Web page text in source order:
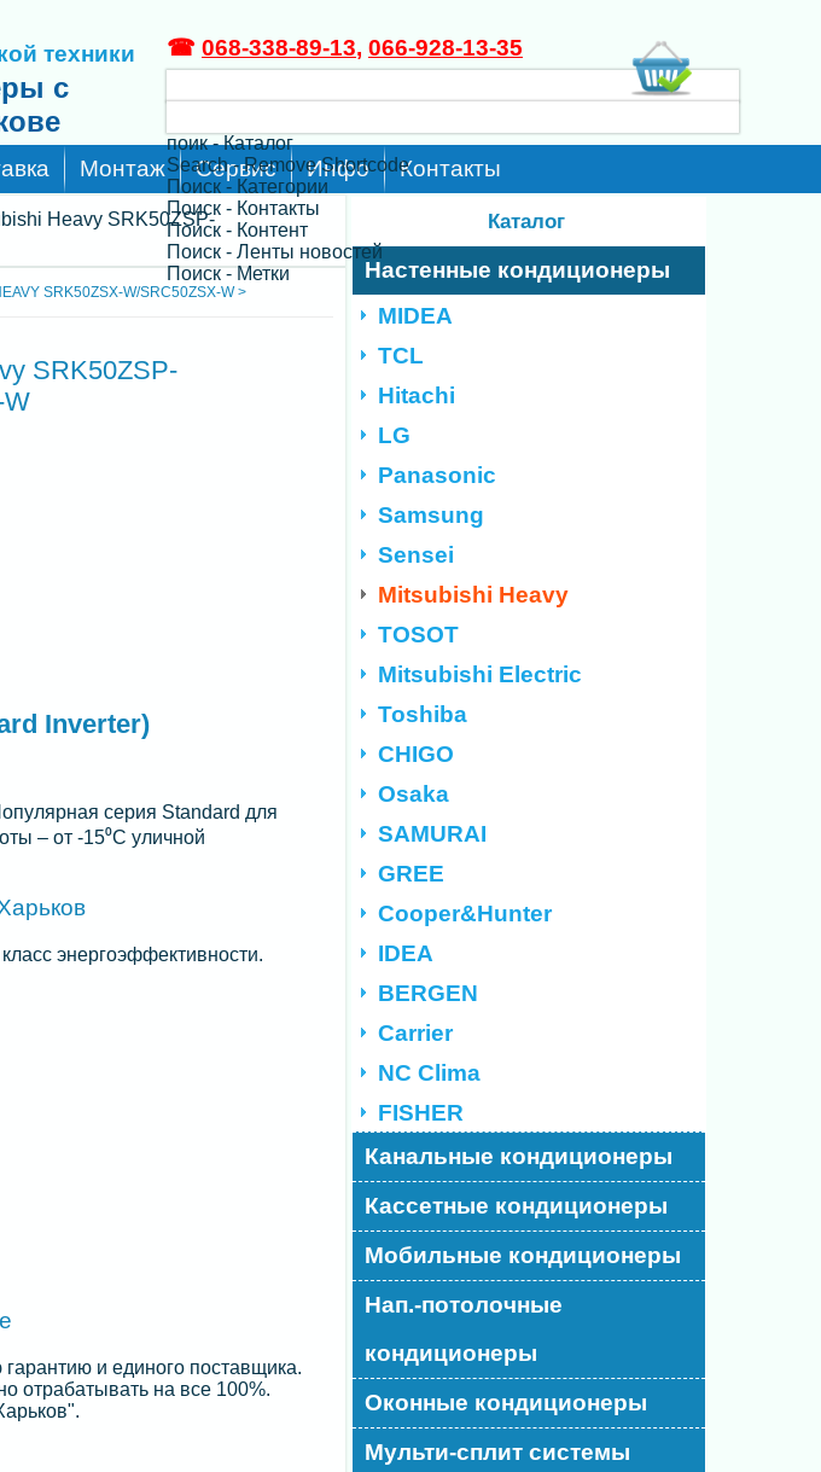
техники
с
поик - Каталог
Search - Remove Shortcode
Поиск - Категории
Поиск - Контакты
Поиск - Контент
Поиск - Ленты новостей
Поиск - Метки
☎ 068-338-89-13, 066-928-13-35
Монтаж Сервис Инфо Контакты
Heavy SRK50ZSP-
SRK50ZSX-W/SRC50ZSX-W >
SRK50ZSP-
Inverter)
серия Standard для
– от -15⁰С уличной
энергоэффективности.
гарантию и единого поставщика.
отрабатывать на все 100%.
Каталог
Настенные кондиционеры
MIDEA
TCL
Hitachi
LG
Panasonic
Samsung
Sensei
Mitsubishi Heavy
TOSOT
Mitsubishi Electric
Toshiba
CHIGO
Osaka
SAMURAI
GREE
Cooper&Hunter
IDEA
BERGEN
Carrier
NC Clima
FISHER
Канальные кондиционеры
Кассетные кондиционеры
Мобильные кондиционеры
Нап.-потолочные
кондиционеры
Оконные кондиционеры
Мульти-сплит системы